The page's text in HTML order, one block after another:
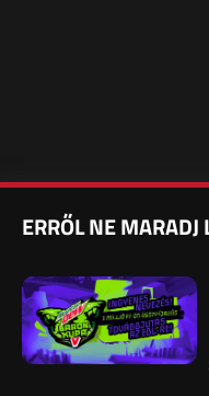
ERRŐL NE MARADJ